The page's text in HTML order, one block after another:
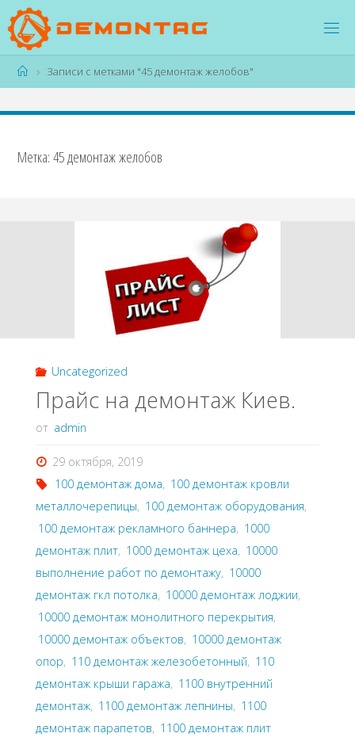
Перейти
содержимому
ГлавнаяЗаписи с метками "45 демонтаж желобов"
Метка:45 демонтаж желобов
Uncategorized
Прайс на демонтаж Киев.
от admin
29 октября, 2019
100 демонтаж дома, 100 демонтаж кровли
металлочерепицы, 100 демонтаж оборудования,
100 демонтаж рекламного баннера, 1000
демонтаж плит, 1000 демонтаж цеха, 10000
выполнение работ по демонтажу, 10000
демонтаж гкл потолка, 10000 демонтаж лоджии,
10000 демонтаж монолитного перекрытия,
10000 демонтаж объектов, 10000 демонтаж
опор, 110 демонтаж железобетонный, 110
демонтаж крыши гаража, 1100 внутренний
демонтаж, 1100 демонтаж лепнины, 1100
демонтаж парапетов, 1100 демонтаж плит